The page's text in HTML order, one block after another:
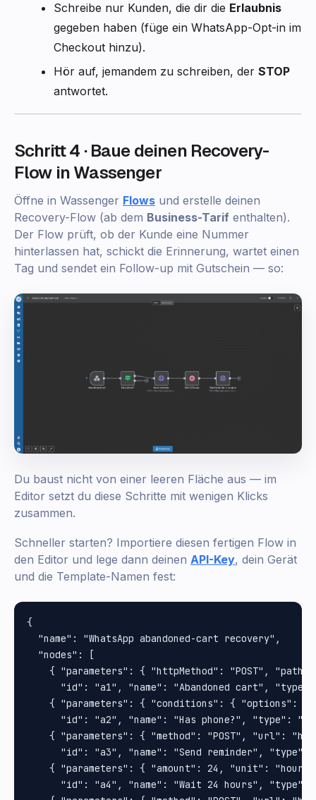
Schreibe nur Kunden, die dir die Erlaubnis
gegeben haben (füge ein WhatsApp-Opt-in im
Checkout hinzu).
Hör auf, jemandem zu schreiben, der STOP
antwortet.
Schritt 4 · Baue deinen Recovery-
Flow in Wassenger
Öffne in Wassenger Flows und erstelle deinen
Recovery-Flow (ab dem Business-Tarif enthalten).
Der Flow prüft, ob der Kunde eine Nummer
hinterlassen hat, schickt die Erinnerung, wartet einen
Tag und sendet ein Follow-up mit Gutschein — so:
Du baust nicht von einer leeren Fläche aus — im
Editor setzt du diese Schritte mit wenigen Klicks
zusammen.
Schneller starten? Importiere diesen fertigen Flow in
den Editor und lege dann deinen API-Key, dein Gerät
und die Template-Namen fest:
{
  "name": "WhatsApp abandoned-cart recovery",
  "nodes": [
{ "parameters": { "httpMethod": "POST",
"id": "a1", "name": "Abandoned cart",
{ "parameters": { "conditions": { "options":
"id": "a2", "name": "Has phone?", "type":
{ "parameters": { "method": "POST", "url":
"id": "a3", "name": "Send reminder",
{ "parameters": { "amount": 24, "unit":
"id": "a4", "name": "Wait 24 hours",